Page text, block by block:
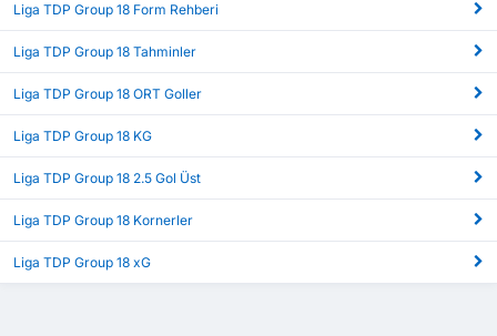
Liga TDP Group 18 Form Rehberi
Liga TDP Group 18 Tahminler
Liga TDP Group 18 ORT Goller
Liga TDP Group 18 KG
Liga TDP Group 18 2.5 Gol Üst
Liga TDP Group 18 Kornerler
Liga TDP Group 18 xG